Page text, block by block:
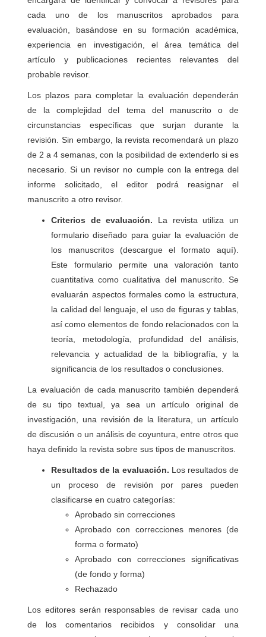
cada uno de los manuscritos aprobados para
evaluación, basándose en su formación académica,
experiencia en investigación, el área temática del
artículo y publicaciones recientes relevantes del
probable revisor.
Los plazos para completar la evaluación dependerán
de la complejidad del tema del manuscrito o de
circunstancias específicas que surjan durante la
revisión. Sin embargo, la revista recomendará un plazo
de 2 a 4 semanas, con la posibilidad de extenderlo si es
necesario. Si un revisor no cumple con la entrega del
informe solicitado, el editor podrá reasignar el
manuscrito a otro revisor.
Criterios de evaluación. La revista utiliza un
formulario diseñado para guiar la evaluación de
los manuscritos (descargue el formato aquí).
Este formulario permite una valoración tanto
cuantitativa como cualitativa del manuscrito. Se
evaluarán aspectos formales como la estructura,
la calidad del lenguaje, el uso de figuras y tablas,
así como elementos de fondo relacionados con la
teoría, metodología, profundidad del análisis,
relevancia y actualidad de la bibliografía, y la
significancia de los resultados o conclusiones.
La evaluación de cada manuscrito también dependerá
de su tipo textual, ya sea un artículo original de
investigación, una revisión de la literatura, un artículo
de discusión o un análisis de coyuntura, entre otros que
haya definido la revista sobre sus tipos de manuscritos.
Resultados de la evaluación. Los resultados de
un proceso de revisión por pares pueden
clasificarse en cuatro categorías:
Aprobado sin correcciones
Aprobado con correcciones menores (de
forma o formato)
Aprobado con correcciones significativas
(de fondo y forma)
Rechazado
Los editores serán responsables de revisar cada uno
de los comentarios recibidos y consolidar una